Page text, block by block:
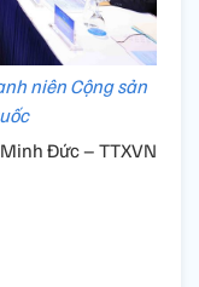
niên Cộng sản
Đức – TTXVN